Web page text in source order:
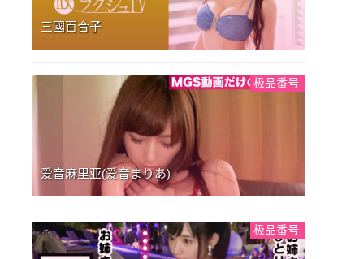
三國百合子
极品番号
爱音麻里亚(爱音まりあ)
极品番号